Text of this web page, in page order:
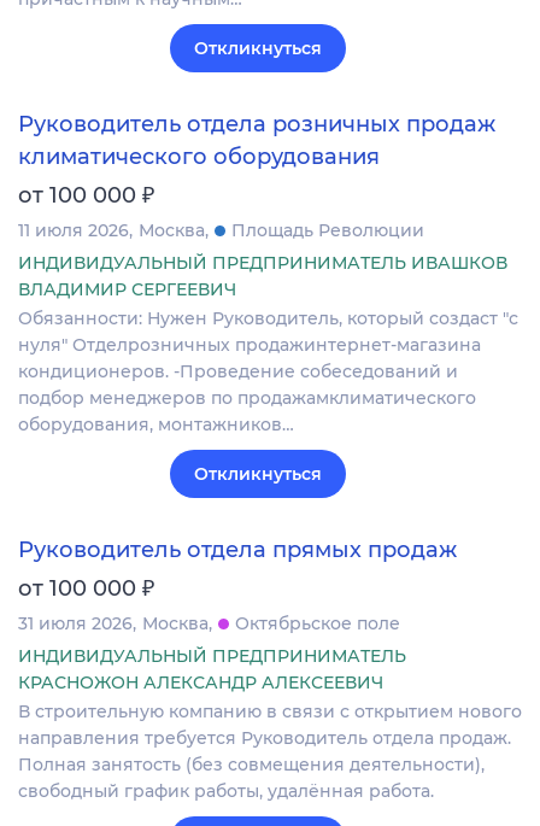
Откликнуться
Руководитель отдела розничных продаж
климатического оборудования
от 100 000 ₽
11 июля 2026 Москва
Площадь Революции
ИНДИВИДУАЛЬНЫЙ ПРЕДПРИНИМАТЕЛЬ ИВАШКОВ
ВЛАДИМИР СЕРГЕЕВИЧ
Обязанности: Нужен Руководитель, который создаст "с
нуля" Отделрозничных продажинтернет-магазина
кондиционеров. -Проведение собеседований и
подбор менеджеров по продажамклиматического
оборудования, монтажников…
Откликнуться
Руководитель отдела прямых продаж
от 100 000 ₽
31 июля 2026 Москва
Октябрьское поле
ИНДИВИДУАЛЬНЫЙ ПРЕДПРИНИМАТЕЛЬ
КРАСНОЖОН АЛЕКСАНДР АЛЕКСЕЕВИЧ
В строительную компанию в связи с открытием нового
направления требуется Руководитель отдела продаж.
Полная занятость (без совмещения деятельности),
свободный график работы, удалённая работа.